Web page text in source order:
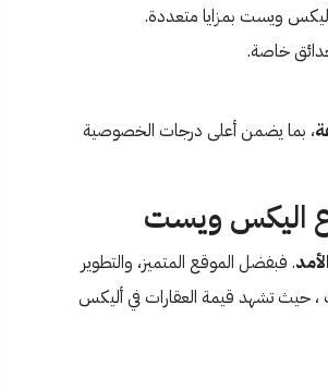
، بما يضمن أعلى درجات الخصوصية
. فبفضل الموقع المتميز، والتطوير
، حيث تشهد قيمة العقارات في أليكس